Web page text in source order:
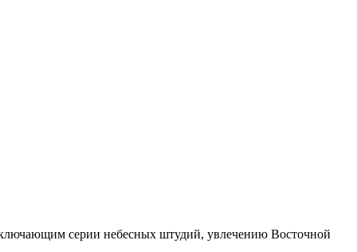
серии небесных штудий, увлечению Восточной